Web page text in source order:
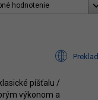
hodnotenie
Preklad
píšťalu /
výkonom a